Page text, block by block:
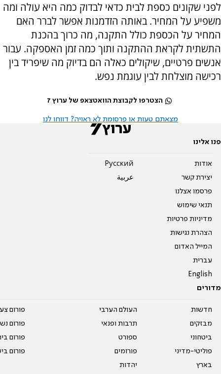
לפני שקונים כספת לבית כדאי לבדוק כמה היא עולה ומה
משפיע על המחיר. באותה הזדמנות אפשר לברר האם
המחיר על הכספת כולל התקנה, מה כרוך בהכנת
התשתית לקראת ההתקנה ותוך כמה זמן האספקה. עבור
אנשים פרטיים, שיקולים כאלה הם בדיוק מה שיפריד בין
רכישה מוצלחת לבין עוגמת נפש.
הצטרפו לקבוצת הוואטצאפ של ערוץ 7
מצאתם טעות או פרסומת לא ראויה? דווחו לנו
פנו אלינו
אודות
יצירת קשר
פרסמו אצלנו
תנאי שימוש
מדיניות פרטיות
הצהרת נגישות
המייל האדום
עברית
English
Pусский
عربية
מדורים
חדשות
מבזקים
ביטחוני
פוליטי-מדיני
בארץ
העולם הערבי
תרבות ופנאי
ספורט
פורומים
יהדות
פורום
פורום
פורום
פורום